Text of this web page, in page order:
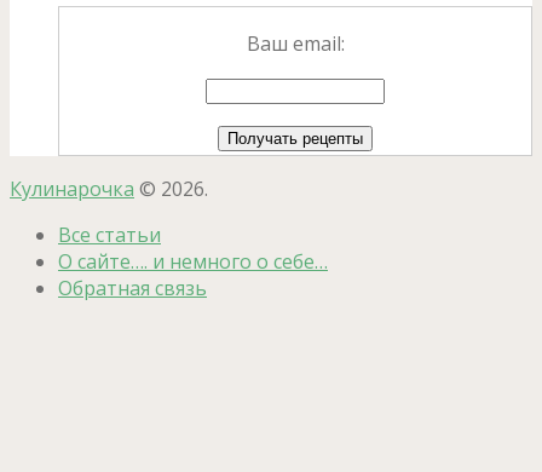
Ваш email:
Кулинарочка © 2026.
Все статьи
О сайте…. и немного о себе…
Обратная связь